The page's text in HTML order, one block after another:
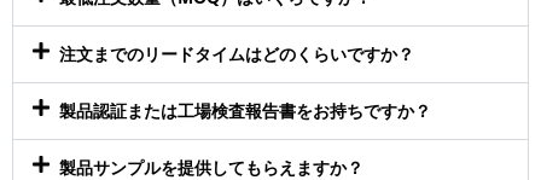
注文までのリードタイムはどのくらいですか？
製品認証または工場検査報告書をお持ちですか？
製品サンプルを提供してもらえますか？